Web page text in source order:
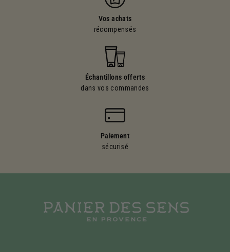
Vos achats
récompensés
Échantillons offerts
dans vos commandes
Paiement
sécurisé